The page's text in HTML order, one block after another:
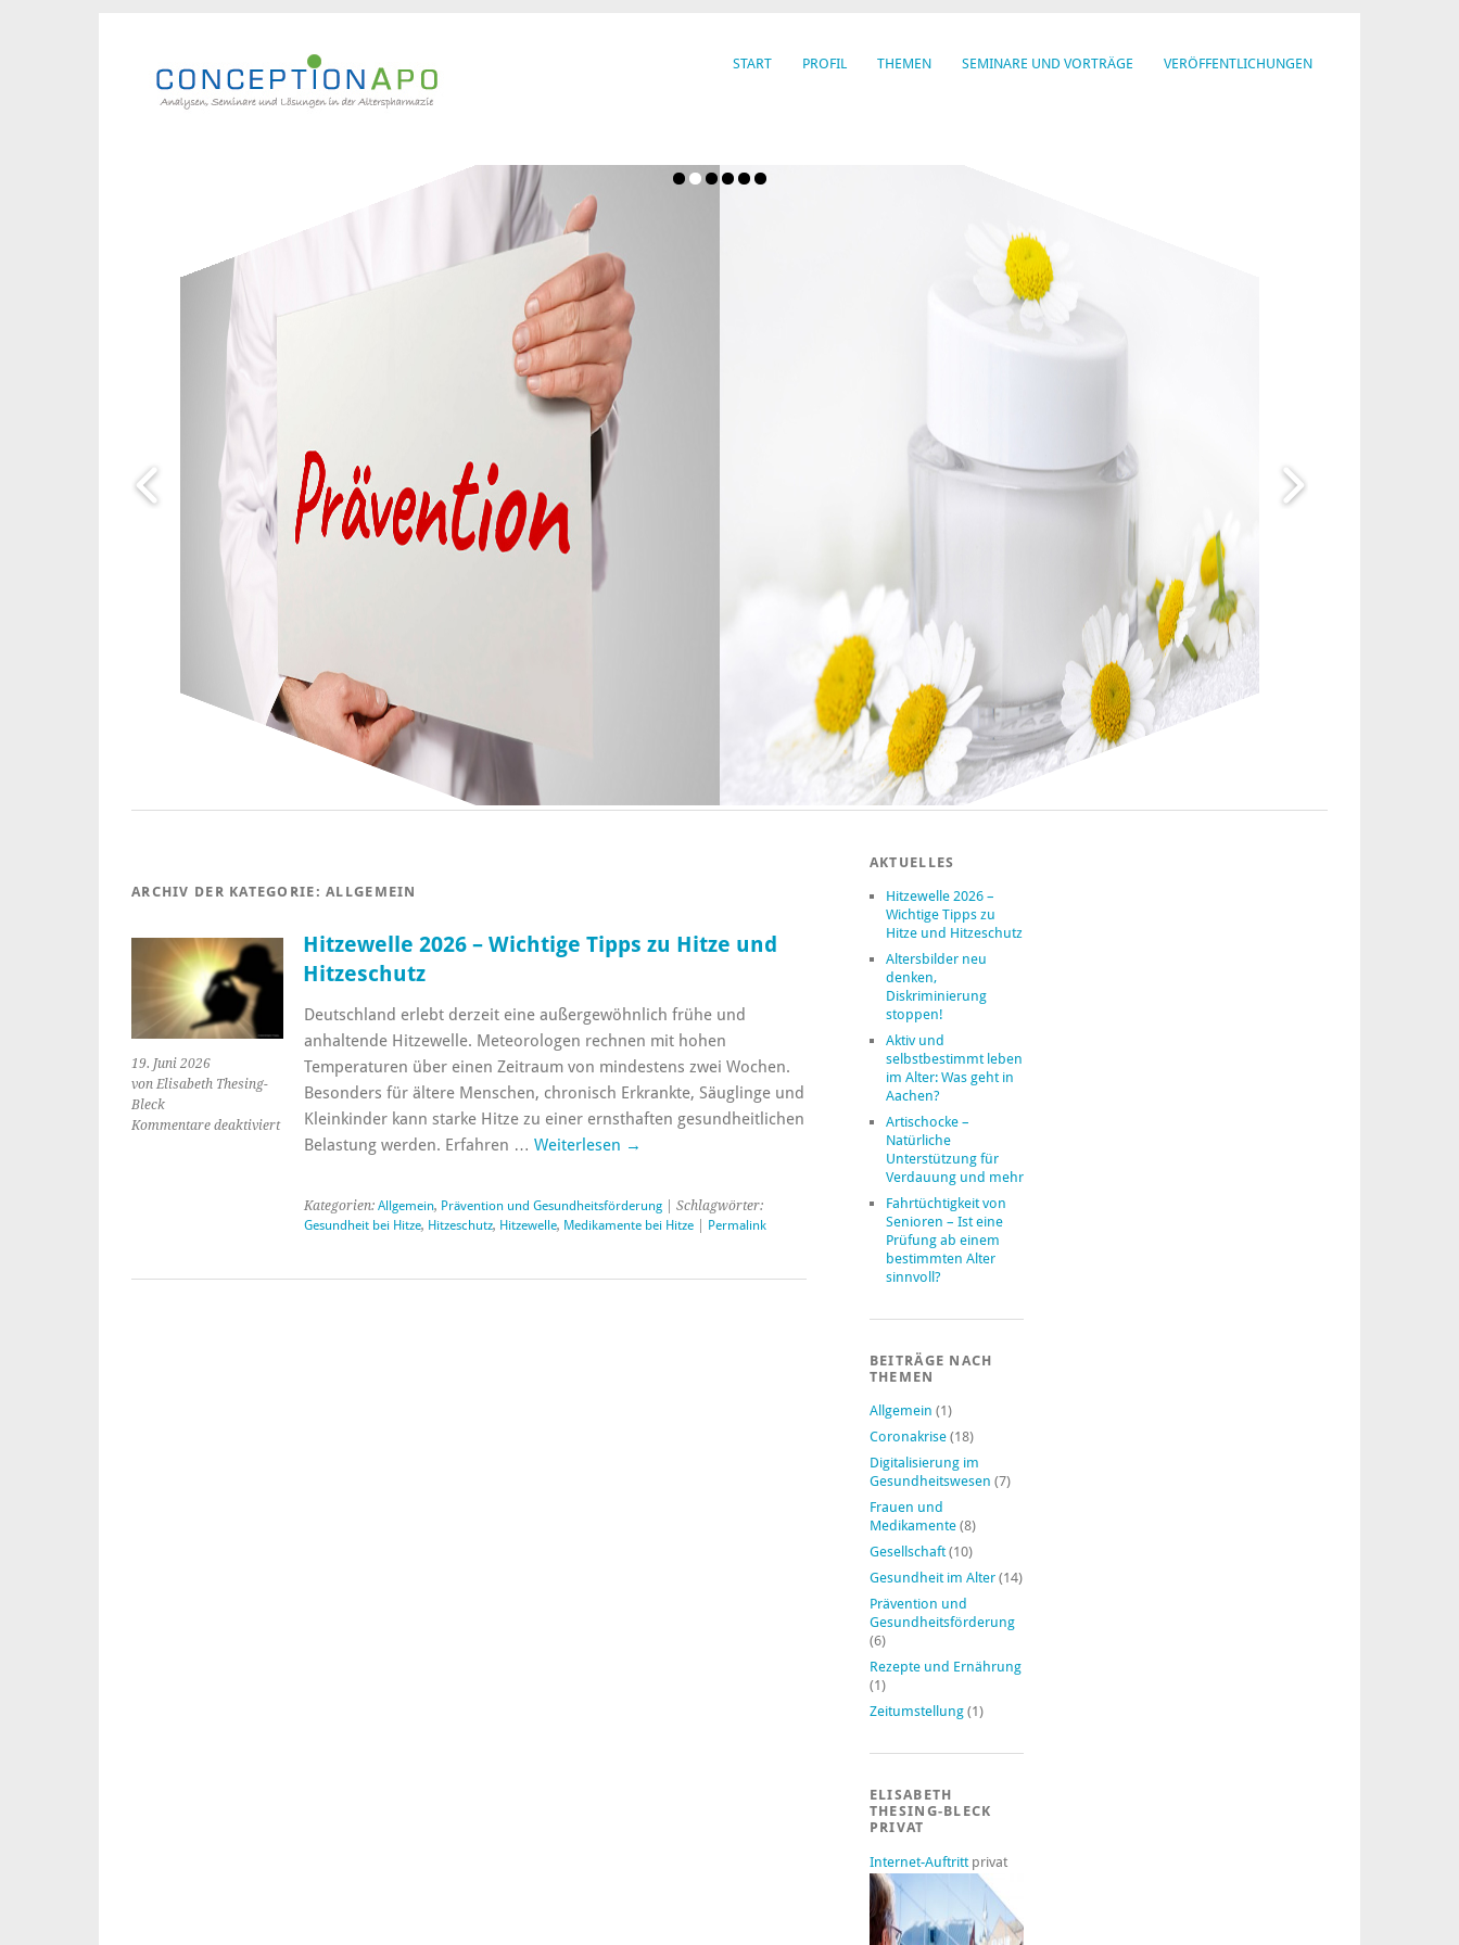
START PROFIL THEMEN SEMINARE UND VORTRÄGE VERÖFFENTLICHUNGEN
ARCHIV DER KATEGORIE:ALLGEMEIN
19. Juni 2026
von Elisabeth Thesing-
Bleck
Kommentare deaktiviertfür
Hitzewelle
Wichtige
Tipps
Hitzewelle 2026 – Wichtige Tipps zu Hitze und
Hitzeschutz
Deutschland erlebt derzeit eine außergewöhnlich frühe und
anhaltende Hitzewelle. Meteorologen rechnen mit hohen
Temperaturen über einen Zeitraum von mindestens zwei Wochen.
Besonders für ältere Menschen, chronisch Erkrankte, Säuglinge und
Kleinkinder kann starke Hitze zu einer ernsthaften gesundheitlichen
Belastung werden. Erfahren … Weiterlesen →
Kategorien: Allgemein, Prävention und Gesundheitsförderung| Schlagwörter:
Gesundheit bei Hitze, Hitzeschutz, Hitzewelle, Medikamente bei Hitze| Permalink
AKTUELLES
Hitzewelle 2026 –
Wichtige Tipps zu
Hitze und Hitzeschutz
Altersbilder neu
denken,
Diskriminierung
stoppen!
Aktiv und
selbstbestimmt leben
im Alter: Was geht in
Aachen?
Artischocke –
Natürliche
Unterstützung für
Verdauung und mehr
Fahrtüchtigkeit von
Senioren – Ist eine
Prüfung ab einem
bestimmten Alter
sinnvoll?
BEITRÄGE NACH
THEMEN
Allgemein (1)
Coronakrise(18)
Digitalisierung im
Gesundheitswesen (7)
Frauen und
Medikamente(8)
Gesellschaft(10)
Gesundheit im Alter(14)
Prävention und
Gesundheitsförderung
(6)
Rezepte und Ernährung
(1)
Zeitumstellung(1)
ELISABETH
THESING-BLECK
PRIVAT
Internet-Auftritt privat